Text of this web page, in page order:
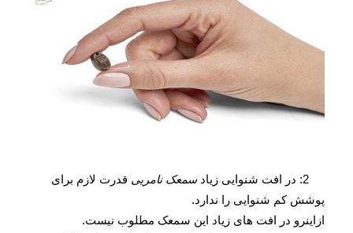
سمعک نامریی قدرت لازم برای
پوشش کم شنوایی را ندارد.
ازاینرو در افت های زیاد این سمعک مطلوب نیست.